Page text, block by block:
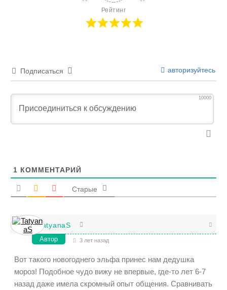
Рейтинг
Подписаться авторизуйтесь
10000
1 КОММЕНТАРИЙ
Старые
TatyanaS
Автор 3 лет назад
Вот такого новогоднего эльфа принес нам дедушка
мороз! Подобное чудо вижу не впервые, где-то лет 6-7
назад даже имела скромный опыт общения. Сравнивать